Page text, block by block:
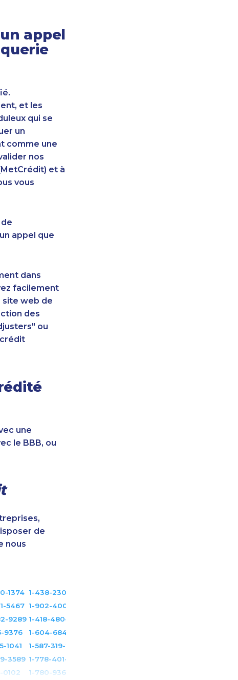
appel
et les
qui se
un
comme une
nos
et à
vous
appel que
dans
facilement
site web de
des
ou
une
le BBB, ou
de
nous
1374 1-438-230-1365
5467 1-902-400-3261
9289 1-418-480-5933
9376
1-604-684-0558
1041
1-587-319-2217
3589 1-778-401-7159
0102
1-780-936-8209